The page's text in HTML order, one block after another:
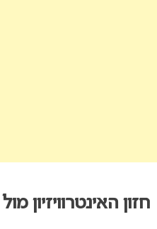
חזון האינטרוויזיון